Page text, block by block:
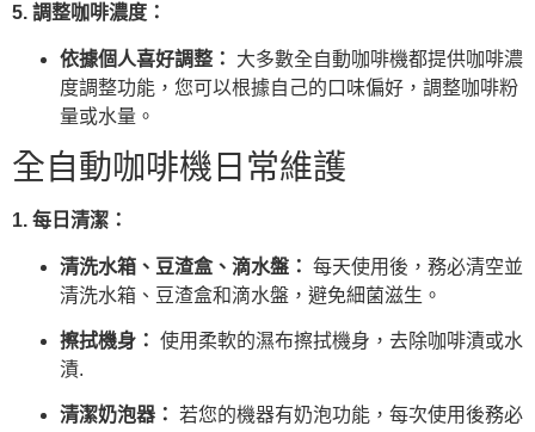
5. 調整咖啡濃度：
依據個人喜好調整：
大多數全自動咖啡機都提供咖啡濃
度調整功能，您可以根據自己的口味偏好，調整咖啡粉
量或水量。
全自動咖啡機日常維護
1. 每日清潔：
清洗水箱、豆渣盒、滴水盤： 每天使用後，務必清空並
清洗水箱、豆渣盒和滴水盤，避免細菌滋生。
擦拭機身： 使用柔軟的濕布擦拭機身，去除咖啡漬或水
漬.
清潔奶泡器： 若您的機器有奶泡功能，每次使用後務必